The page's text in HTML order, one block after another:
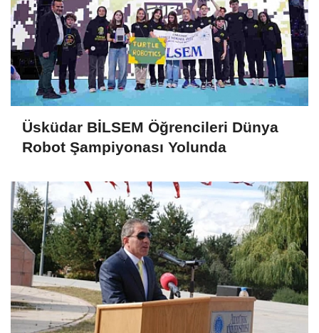
Üsküdar BİLSEM Öğrencileri Dünya
Robot Şampiyonası Yolunda